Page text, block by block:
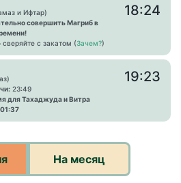
и Ифтар)
совершить Магриб в
сверяйте с закатом (Зачем?)
18:24
23:49
для Тахаджуда и Витра
19:23
На месяц